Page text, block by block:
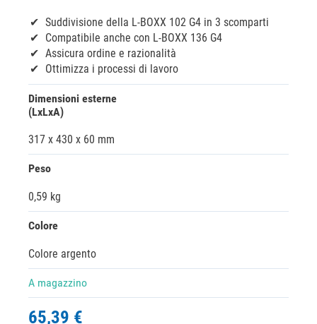
Suddivisione della L-BOXX 102 G4 in 3 scomparti
Compatibile anche con L-BOXX 136 G4
Assicura ordine e razionalità
Ottimizza i processi di lavoro
Dimensioni esterne
(LxLxA)
317 x 430 x 60 mm
Peso
0,59 kg
Colore
Colore argento
A magazzino
65,39 €